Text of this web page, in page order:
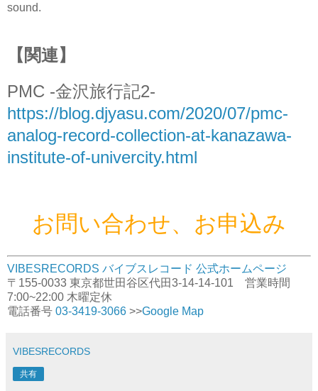
sound.
【関連】
PMC -金沢旅行記2-
https://blog.djyasu.com/2020/07/pmc-
analog-record-collection-at-kanazawa-
institute-of-univercity.html
お問い合わせ、お申込み
VIBESRECORDS バイブスレコード 公式ホームページ
〒155-0033 東京都世田谷区代田3-14-14-101 営業時間
7:00~22:00 木曜定休
電話番号 03-3419-3066 >>Google Map
VIBESRECORDS
共有